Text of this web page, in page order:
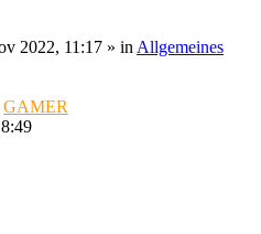
2022, 11:17 » in Allgemeines
GAMER